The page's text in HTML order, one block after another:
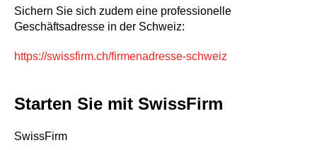
Sichern Sie sich zudem eine professionelle
Geschäftsadresse in der Schweiz:
https://swissfirm.ch/firmenadresse-schweiz
Starten Sie mit SwissFirm
SwissFirm